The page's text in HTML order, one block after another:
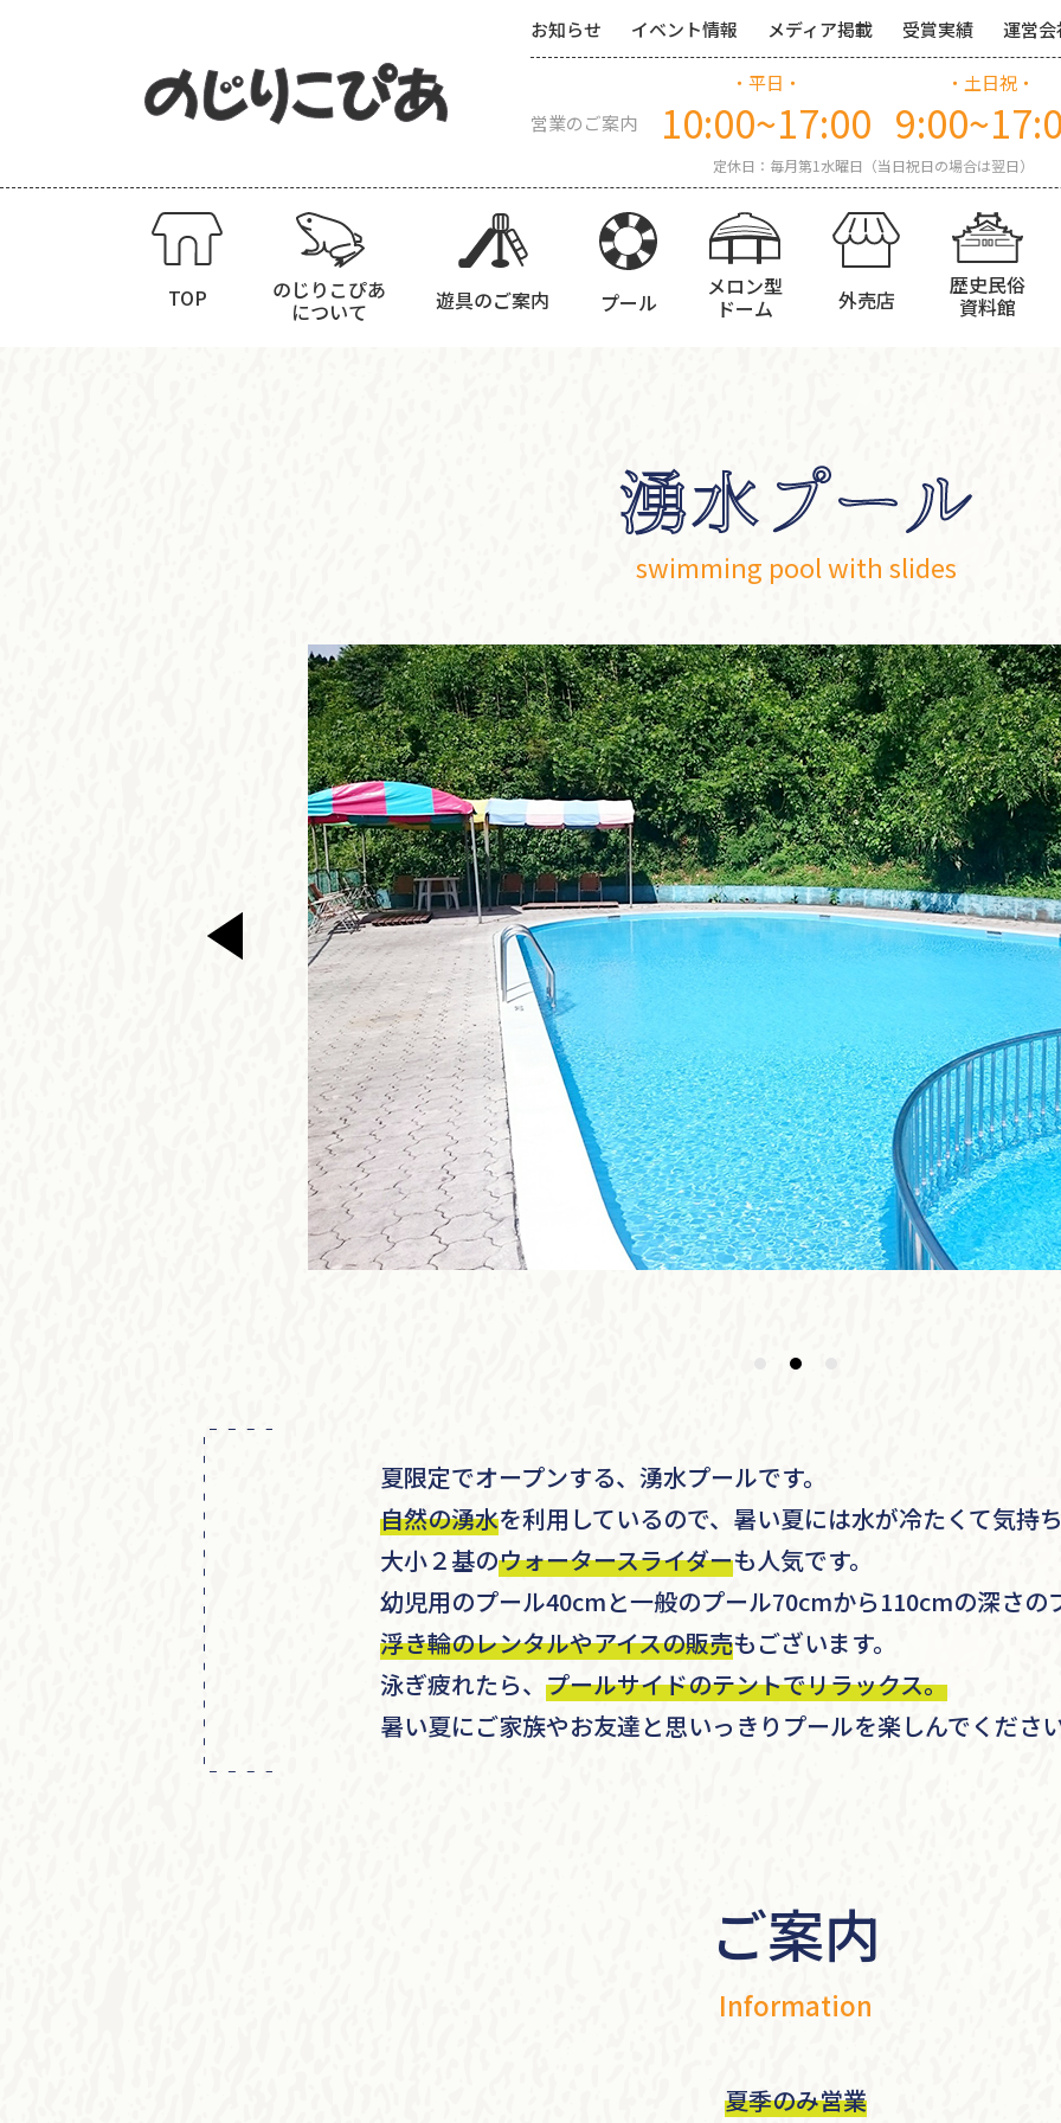
お知らせ イベント情報 メディア掲載 受賞実績 運営会
営業のご案内
・平日・
10:00~17:00
・土日祝・
定休日：毎月第1水曜日（当日祝日の場合は翌日）
TOP のじりこぴあ
について 遊具のご案内 プール
メロン型
ドーム 外売店
歴史民俗
資料館
swimming pool with slides
夏限定でオープンする、湧水プールです。
自然の湧水を利用しているので、暑い夏には水が冷たくて気持
大小２基のウォータースライダーも人気です。
幼児用のプール40cmと一般のプール70cmから110cmの深さの
浮き輪のレンタルやアイスの販売もございます。
泳ぎ疲れたら、 プールサイドのテントでリラックス。
暑い夏にご家族やお友達と思いっきりプールを楽しんでくださ
ご案内
Information
夏季のみ営業